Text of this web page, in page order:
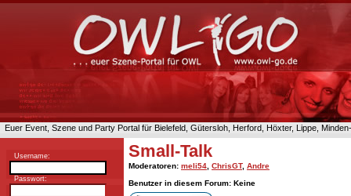
Euer Event, Szene und Party Portal für Bielefeld, Gütersloh, Herford, Höxter, Lippe,
Username:
Passwort:
Small-Talk
Moderatoren: meli54 ChrisGT, Andre
Benutzer in diesem Forum: Keine